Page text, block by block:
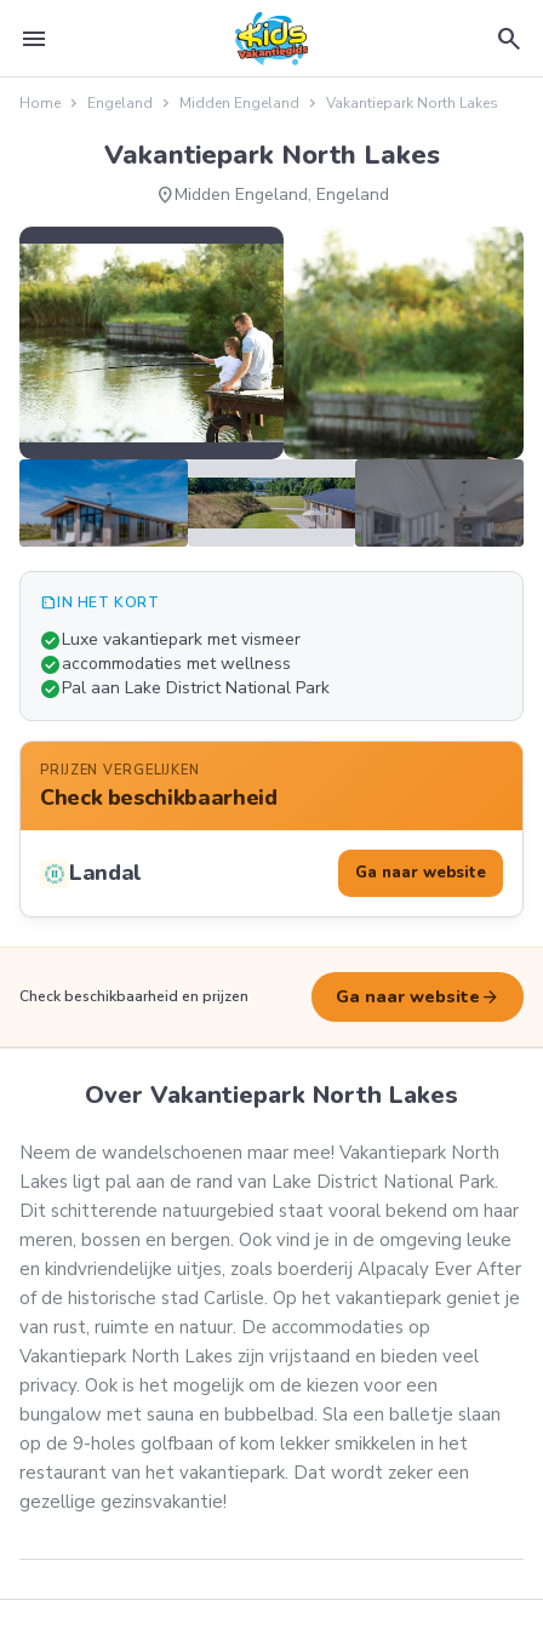
menu search
Home Engeland Midden Engeland Vakantiepark North Lakes
Vakantiepark North Lakes
location_onMidden Engeland, Engeland
summarizeIN HET KORT
check_circleLuxe vakantiepark met vismeer
check_circleaccommodaties met wellness
check_circlePal aan Lake District National Park
PRIJZEN VERGELIJKEN
Check beschikbaarheid
Landal Ga naar website
Check beschikbaarheid en prijzen Ga naar website arrow_forward
Over Vakantiepark North Lakes
Neem de wandelschoenen maar mee! Vakantiepark North
Lakes ligt pal aan de rand van Lake District National Park.
Dit schitterende natuurgebied staat vooral bekend om haar
meren, bossen en bergen. Ook vind je in de omgeving leuke
en kindvriendelijke uitjes, zoals boerderij Alpacaly Ever After
of de historische stad Carlisle. Op het vakantiepark geniet je
van rust, ruimte en natuur. De accommodaties op
Vakantiepark North Lakes zijn vrijstaand en bieden veel
privacy. Ook is het mogelijk om de kiezen voor een
bungalow met sauna en bubbelbad. Sla een balletje slaan
op de 9-holes golfbaan of kom lekker smikkelen in het
restaurant van het vakantiepark. Dat wordt zeker een
gezellige gezinsvakantie!